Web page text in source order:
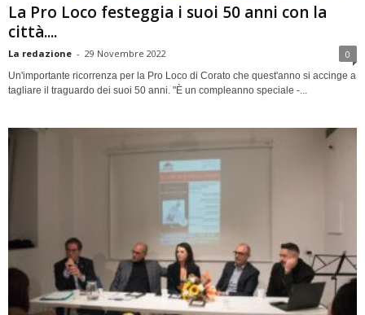
La Pro Loco festeggia i suoi 50 anni con la
città....
La redazione - 29 Novembre 2022 0
Un'importante ricorrenza per la Pro Loco di Corato che quest'anno si accinge a
tagliare il traguardo dei suoi 50 anni. "È un compleanno speciale -...